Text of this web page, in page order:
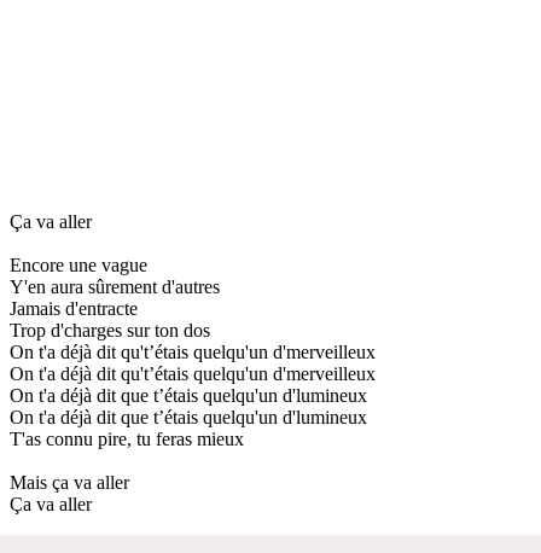
Ça va aller
Encore une vague
Y'en aura sûrement d'autres
Jamais d'entracte
Trop d'charges sur ton dos
On t'a déjà dit qu't’étais quelqu'un d'merveilleux
On t'a déjà dit qu't’étais quelqu'un d'merveilleux
On t'a déjà dit que t’étais quelqu'un d'lumineux
On t'a déjà dit que t’étais quelqu'un d'lumineux
T'as connu pire, tu feras mieux
Mais ça va aller
Ça va aller